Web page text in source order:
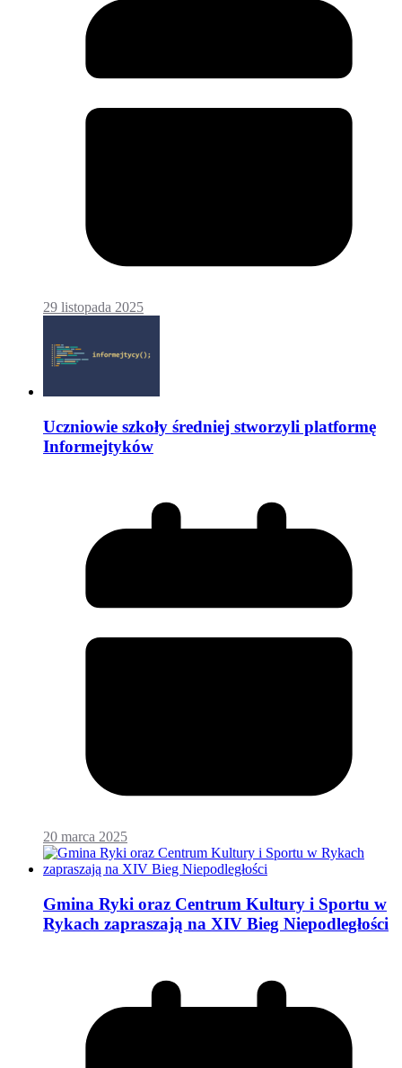
29 listopada 2025
Uczniowie szkoły średniej stworzyli platformę
Informejtyków
20 marca 2025
Gmina Ryki oraz Centrum Kultury i Sportu w
Rykach zapraszają na XIV Bieg Niepodległości